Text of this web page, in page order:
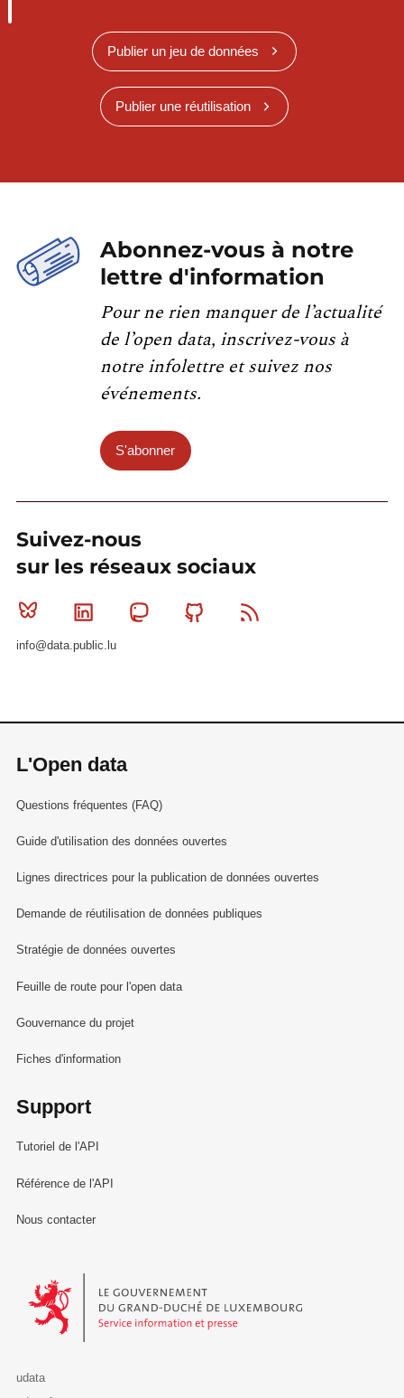
Publier un jeu de données
Publier une réutilisation
Abonnez-vous à notre
lettre d'information
Pour ne rien manquer de l’actualité
de l’open data, inscrivez-vous à
notre infolettre et suivez nos
événements.
S'abonner
Suivez-nous
sur les réseaux sociaux
Bluesky Linkedin MastodonGithub
info@data.public.lu
L'Open data
Questions fréquentes (FAQ)
Guide d'utilisation des données ouvertes
Lignes directrices pour la publication de données ouvertes
Demande de réutilisation de données publiques
Stratégie de données ouvertes
Feuille de route pour l'open data
Gouvernance du projet
Fiches d'information
Support
Tutoriel de l'API
Référence de l'API
Nous contacter
Le Gouvernement du Grand-Duché de Luxembourg - Service
udata